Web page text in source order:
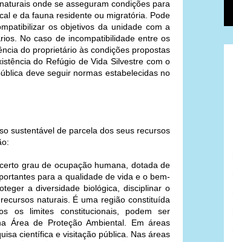
onde se asseguram condições para
e da fauna residente ou migratória. Pode
os objetivos da unidade com a
No caso de incompatibilidade entre os
do proprietário às condições propostas
do Refúgio de Vida Silvestre com o
deve seguir normas estabelecidas no
sustentável de parcela dos seus recursos
grau de ocupação humana, dotada de
para a qualidade de vida e o bem-
a diversidade biológica, disciplinar o
naturais. É uma região constituída
os limites constitucionais, podem ser
Área de Proteção Ambiental. Em áreas
científica e visitação pública. Nas áreas